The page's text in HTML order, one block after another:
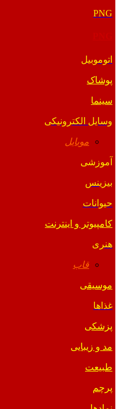
PNG
اتوموبیل
پوشاک
سینما
وسایل الکترونیکی
موبایل
آموزشی
بیزینس
حیوانات
کامپیوتر و اینترنت
هنری
قاب
موسیقی
غذاها
پزشکی
مد و زیبایی
طبیعت
پرچم